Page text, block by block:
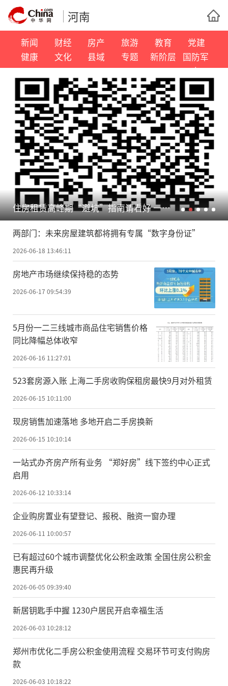
河南
新闻 财经 房产 旅游 教育
党建
健康
文化 县域 专题 新阶层
国防军
事
住房租赁高峰期“避坑”指南请看好 一批违规住房租赁企业被曝光
两部门：未来房屋建筑都将拥有专属“数字身份证”
2026-06-18 13:46:11
房地产市场继续保持稳的态势
2026-06-17 09:54:39
5月份一二三线城市商品住宅销售价格
同比降幅总体收窄
2026-06-16 11:27:01
523套房源入账 上海二手房收购保租房最快9月对外租赁
2026-06-15 10:11:00
现房销售加速落地 多地开启二手房换新
2026-06-15 10:10:14
一站式办齐房产所有业务 “郑好房”线下签约中心正式
启用
2026-06-12 10:33:14
企业购房置业有望登记、报税、融资一窗办理
2026-06-11 10:00:57
已有超过60个城市调整优化公积金政策 全国住房公积金
惠民再升级
2026-06-05 09:39:40
新居钥匙手中握 1230户居民开启幸福生活
2026-06-03 10:28:12
郑州市优化二手房公积金使用流程 交易环节可支付购房
款
2026-06-03 10:18:22